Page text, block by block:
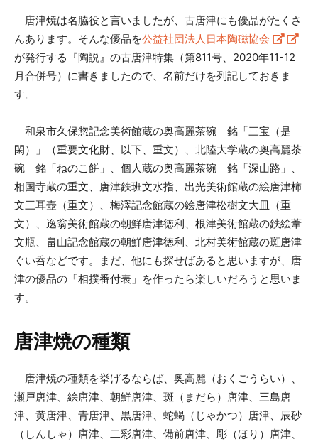
唐津焼は名脇役と言いましたが、古唐津にも優品がたくさ
んあります。そんな優品を公益社団法人日本陶磁協会
が発行する『陶説』の古唐津特集（第811号、2020年11-12
月合併号）に書きましたので、名前だけを列記しておきま
す。
和泉市久保惣記念美術館蔵の奥高麗茶碗 銘「三宝（是
閑）」（重要文化財、 以下、 重文）、北陸大学蔵の奥高麗茶
碗 銘「ねのこ餅」、個人蔵の奥高麗茶碗 銘「深山路」、
相国寺蔵の重文、唐津鉄班文水指、出光美術館蔵の絵唐津柿
文三耳壺（重文）、梅澤記念館蔵の絵唐津松樹文大皿（重
文）、逸翁美術館蔵の朝鮮唐津徳利、根津美術館蔵の鉄絵葦
文瓶、畠山記念館蔵の朝鮮唐津徳利、北村美術館蔵の斑唐津
ぐい呑などです。まだ、他にも探せばあると思いますが、唐
津の優品の「相撲番付表」を作ったら楽しいだろうと思いま
す。
唐津焼の種類
唐津焼の種類を挙げるならば、奥高麗（おくごうらい）、
瀬戸唐津、絵唐津、朝鮮唐津、斑（まだら）唐津、三島唐
津、黄唐津、青唐津、黒唐津、蛇蝎（じゃかつ）唐津、辰砂
（しんしゃ）唐津、二彩唐津、備前唐津、彫（ほり）唐津、